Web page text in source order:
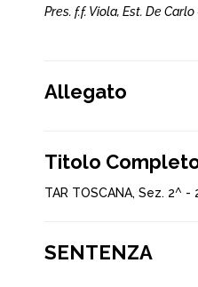
Pres. f.f. Viola, Est. De
Allegato
Titolo
TAR TOSCANA, Sez. 2^
SENTENZA